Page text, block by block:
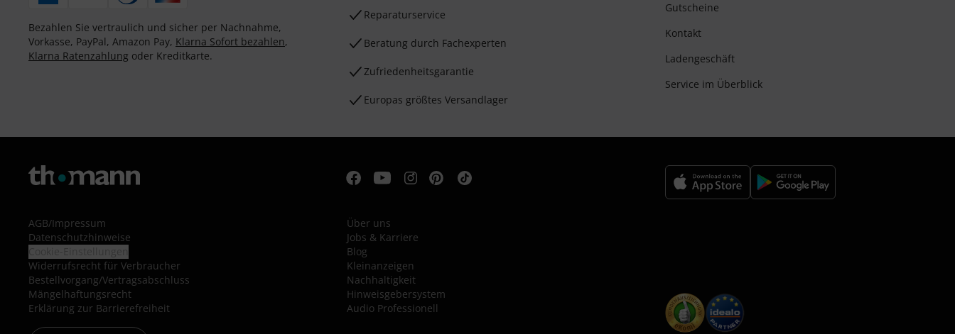
Bezahlen Sie vertraulich und sicher per Nachnahme,
Vorkasse, PayPal, Amazon Pay, Klarna Sofort bezahlen,
Klarna Ratenzahlung oder Kreditkarte.
Reparaturservice
Beratung durch Fachexperten
Zufriedenheitsgarantie
Europas größtes Versandlager
Gutscheine
Kontakt
Ladengeschäft
Service im Überblick
AGB/Impressum
Datenschutzhinweise
Widerrufsrecht für Verbraucher
Bestellvorgang/Vertragsabschluss
Mängelhaftungsrecht
Erklärung zur Barrierefreiheit
Über uns
Jobs & Karriere
Blog
Kleinanzeigen
Nachhaltigkeit
Hinweisgebersystem
Audio Professionell